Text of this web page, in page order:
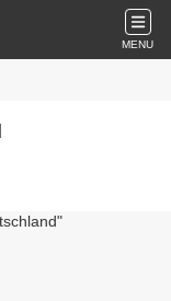
MENU